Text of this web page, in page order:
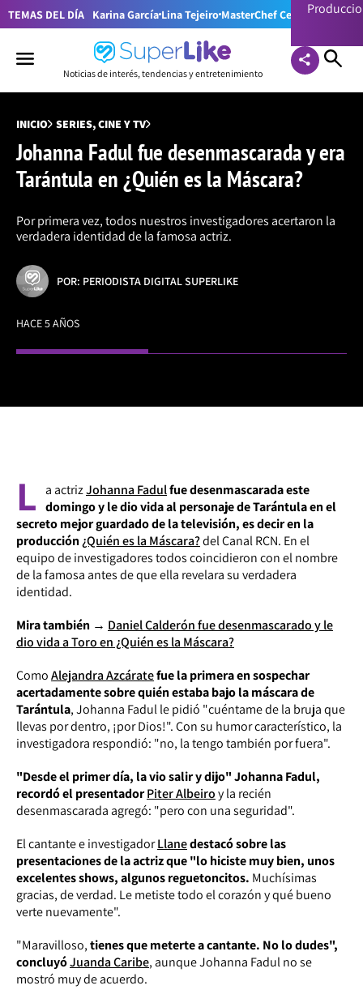
TEMAS DEL DÍA Karina García Lina Tejeiro MasterChef Celebrity
Noticias de interés, tendencias y entretenimiento
INICIO SERIES, CINE Y TV
Johanna Fadul fue desenmascarada y era
Tarántula en ¿Quién es la Máscara?
Por primera vez, todos nuestros investigadores acertaron la
verdadera identidad de la famosa actriz.
POR: PERIODISTA DIGITAL SUPERLIKE
HACE 5 AÑOS
L a actrizJohanna Fadulfue desenmascarada este
domingo y le dio vida al personaje de Tarántula en el
secreto mejor guardado de la televisión, es decir en la
producción¿Quién es la Máscara?del Canal RCN. En el
equipo de investigadores todos coincidieron con el nombre
de la famosa antes de que ella revelara su verdadera
identidad.
Mira también → Daniel Calderón fue desenmascarado y le
dio vida a Toro en ¿Quién es la Máscara?
ComoAlejandra Azcáratefue la primera en sospechar
acertadamente sobre quién estaba bajo la máscara de
Tarántula, Johanna Fadul le pidió "cuéntame de la bruja que
llevas por dentro, ¡por Dios!". Con su humor característico, la
investigadora respondió: "no, la tengo también por fuera".
"Desde el primer día, la vio salir y dijo" Johanna Fadul,
recordó el presentadorPiter Albeiroy la recién
desenmascarada agregó: "pero con una seguridad".
El cantante e investigadorLlanedestacó sobre las
presentaciones de la actriz que "lo hiciste muy bien, unos
excelentes shows, algunos reguetoncitos. Muchísimas
gracias, de verdad. Le metiste todo el corazón y qué bueno
verte nuevamente".
"Maravilloso,tienes que meterte a cantante. No lo dudes",
concluyóJuanda Caribe, aunque Johanna Fadul no se
mostró muy de acuerdo.